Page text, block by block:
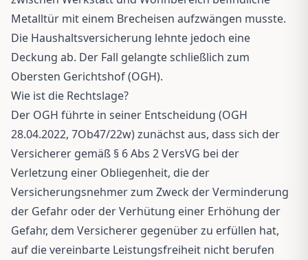
Metalltür mit einem Brecheisen aufzwängen musste.
Die Haushaltsversicherung lehnte jedoch eine
Deckung ab. Der Fall gelangte schließlich zum
Obersten Gerichtshof (OGH).
Wie ist die Rechtslage?
Der OGH führte in seiner Entscheidung (OGH
28.04.2022, 7Ob47/22w) zunächst aus, dass sich der
Versicherer gemäß § 6 Abs 2 VersVG bei der
Verletzung einer Obliegenheit, die der
Versicherungsnehmer zum Zweck der Verminderung
der Gefahr oder der Verhütung einer Erhöhung der
Gefahr, dem Versicherer gegenüber zu erfüllen hat,
auf die vereinbarte Leistungsfreiheit nicht berufen